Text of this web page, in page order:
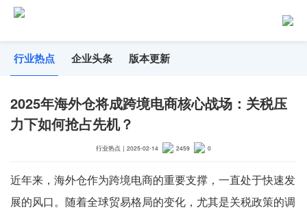
行业热点 企业头条 版本更新
2025年海外仓将成跨境电商核心战场：关税压
力下如何抢占先机？
行业热点 ｜ 2025-02-14 2459 0
近年来，海外仓作为跨境电商的重要支撑，一直处于快速发
展的风口。随着全球贸易格局的变化，尤其是关税政策的调